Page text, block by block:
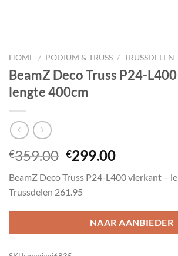
HOME / PODIUM & TRUSS / TRUSSDELEN
BeamZ Deco Truss P24-
lengte 400cm
€359.00 Oorspronkelijke
was:
€359.00.
€299.00Huidige
is:
BeamZ Deco Truss P24-L400 vierkant –
Trussdelen 261.95
NAAR AANBIEDER